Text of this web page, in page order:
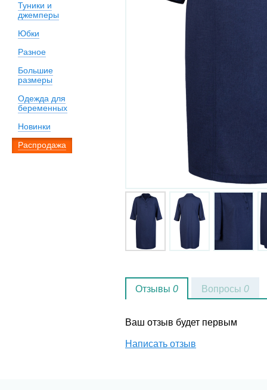
Туники и
джемперы
Юбки
Разное
Большие
размеры
Одежда для
беременных
Новинки
Распродажа
Отзывы 0
Ваш отзыв будет первым
Написать отзыв
Вопросы 0